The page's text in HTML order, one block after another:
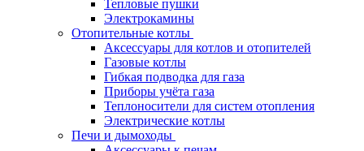
Тепловые пушки
Электрокамины
Отопительные котлы
Аксессуары для котлов и отопителей
Газовые котлы
Гибкая подводка для газа
Приборы учёта газа
Теплоносители для систем отопления
Электрические котлы
Печи и дымоходы